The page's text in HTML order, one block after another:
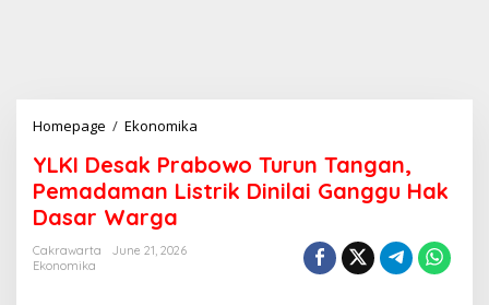
Homepage / Ekonomika
K
I
D
YLKI Desak Prabowo Turun Tangan,
Pemadaman Listrik Dinilai Ganggu Hak
Dasar Warga
Cakrawarta
June 21, 2026
Ekonomika